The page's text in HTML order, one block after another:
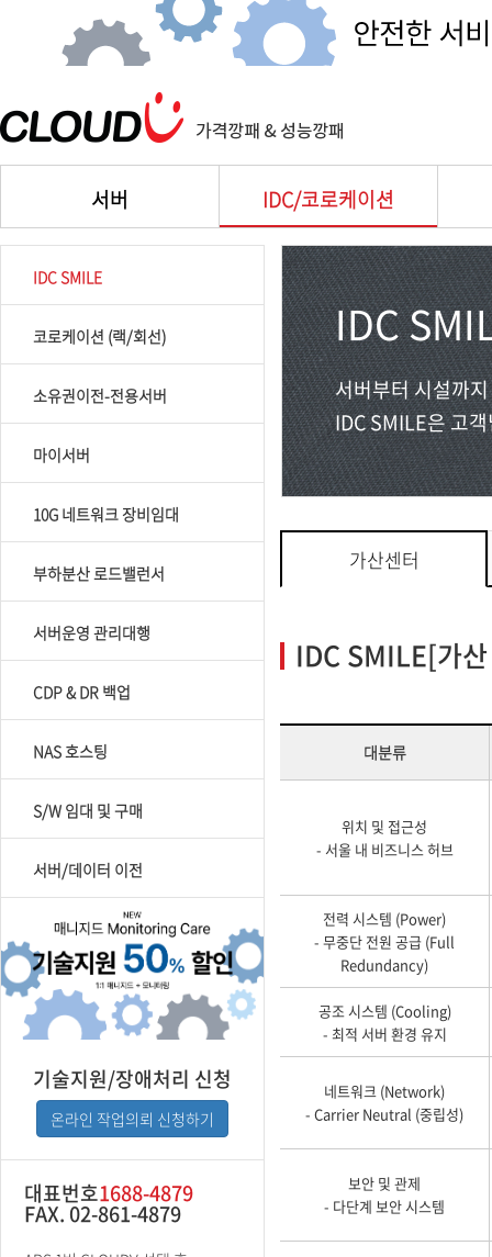
서버 IDC/코로케이션
IDC SMILE
코로케이션 (랙/회선)
소유권이전-전용서버
마이서버
10G 네트워크 장비임대
부하분산 로드밸런서
서버운영 관리대행
CDP & DR 백업
NAS 호스팅
S/W 임대 및 구매
서버/데이터 이전
기술지원/장애처리 신청
온라인 작업의뢰 신청하기
대표번호1688-4879
FAX. 02-861-4879
IDC
서버부터 시설까
IDC SMILE은 고
가산센터
IDC SMILE[가
대분류
위치 및 접근성
- 서울 내 비즈니스 허브
전력 시스템 (Power)
- 무중단 전원 공급 (Full
Redundancy)
공조 시스템 (Cooling)
- 최적 서버 환경 유지
네트워크 (Network)
- Carrier Neutral (중립성)
보안 및 관제
- 다단계 보안 시스템